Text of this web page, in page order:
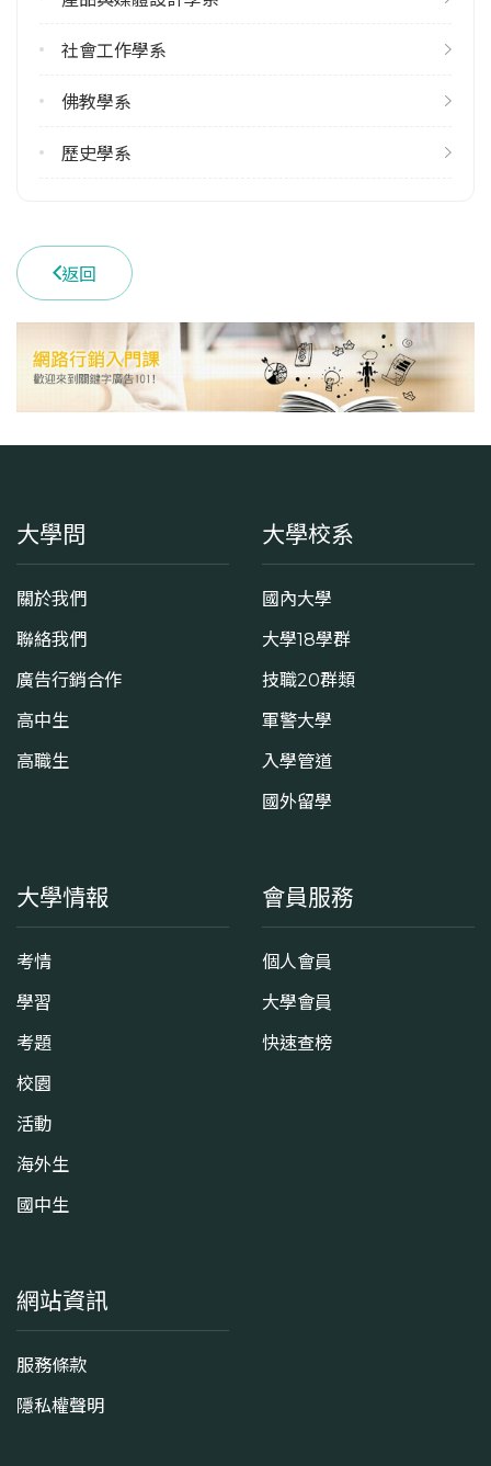
社會工作學系
佛教學系
歷史學系
返回
大學問
關於我們
聯絡我們
廣告行銷合作
高中生
高職生
大學校系
國內大學
大學18學群
技職20群類
軍警大學
入學管道
國外留學
大學情報
考情
學習
考題
校園
活動
海外生
國中生
會員服務
個人會員
大學會員
快速查榜
網站資訊
服務條款
隱私權聲明